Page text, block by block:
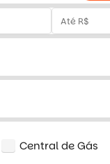
Central de Gás